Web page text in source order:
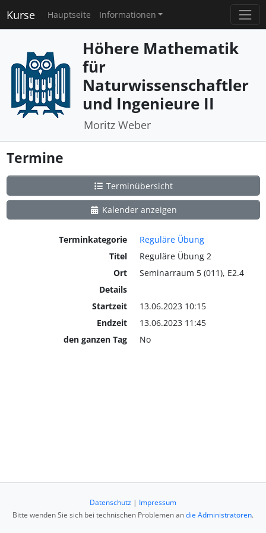
Kurse Hauptseite Informationen
Höhere Mathematik
für
Naturwissenschaftler
und Ingenieure II
Moritz Weber
Termine
Terminübersicht
Kalender anzeigen
Terminkategorie
Reguläre Übung
Titel
Reguläre Übung 2
Ort
Seminarraum 5 (011), E2.4
Details
Startzeit
13.06.2023 10:15
Endzeit
13.06.2023 11:45
den ganzen Tag
No
Datenschutz | Impressum
Bitte wenden Sie sich bei technischen Problemen andie Administratoren.